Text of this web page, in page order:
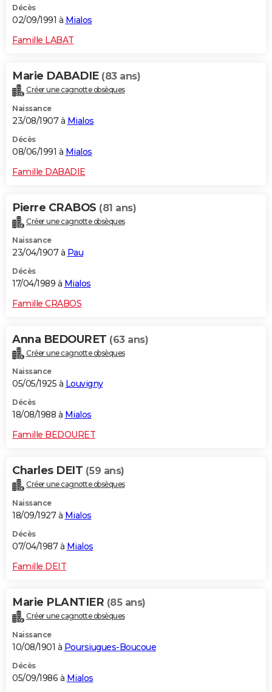
Décès
02/09/1991 à Mialos
Famille LABAT
Marie DABADIE (83 ans)
Créer une cagnotte obsèques
Naissance
23/08/1907 à Mialos
Décès
08/06/1991 à Mialos
Famille DABADIE
Pierre CRABOS (81 ans)
Créer une cagnotte obsèques
Naissance
23/04/1907 à Pau
Décès
17/04/1989 à Mialos
Famille CRABOS
Anna BEDOURET (63 ans)
Créer une cagnotte obsèques
Naissance
05/05/1925 à Louvigny
Décès
18/08/1988 à Mialos
Famille BEDOURET
Charles DEIT (59 ans)
Créer une cagnotte obsèques
Naissance
18/09/1927 à Mialos
Décès
07/04/1987 à Mialos
Famille DEIT
Marie PLANTIER (85 ans)
Créer une cagnotte obsèques
Naissance
10/08/1901 à Poursiugues-Boucoue
Décès
05/09/1986 à Mialos